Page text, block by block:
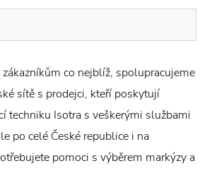
co nejblíž, spolupracujeme
sítě s prodejci, kteří poskytují
techniku Isotra s veškerými službami
po celé České republice i na
pomoci s výběrem markýzy a